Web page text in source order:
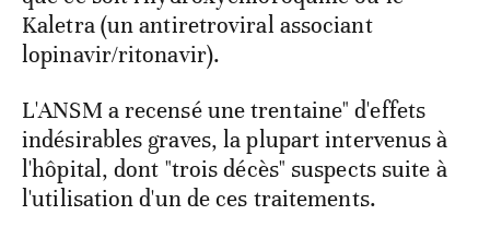
Kaletra (un antiretroviral associant
lopinavir/ritonavir).
L'ANSM a recensé une trentaine" d'effets
indésirables graves, la plupart intervenus à
l'hôpital, dont "trois décès" suspects suite à
l'utilisation d'un de ces traitements.